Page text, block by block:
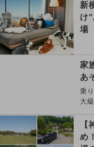
新
け
場
家
あ
乗
大
め